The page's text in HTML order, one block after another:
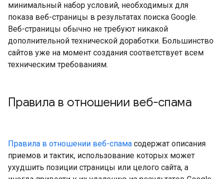
минимальный набор условий, необходимых для
показа веб-страницы в результатах поиска Google.
Веб-страницы обычно не требуют никакой
дополнительной технической доработки. Большинство
сайтов уже на момент создания соответствует всем
техническим требованиям.
Правила в отношении веб-спама
Правила в отношении веб-спама содержат описания
приемов и тактик, использование которых может
ухудшить позиции страницы или целого сайта, а